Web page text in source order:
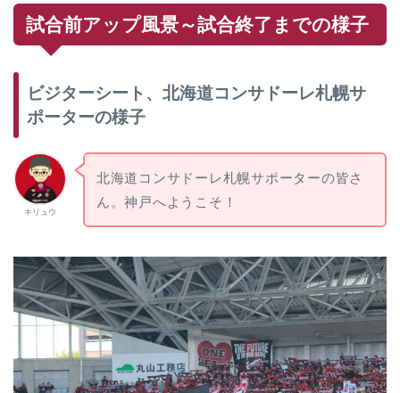
試合前アップ風景～試合終了までの様子
ビジターシート、北海道コンサドーレ札幌サ
ポーターの様子
キリュウ
北海道コンサドーレ札幌サポーターの皆さ
ん。神戸へようこそ！